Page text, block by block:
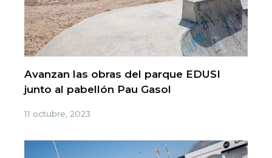
Avanzan las obras del parque EDUSI
junto al pabellón Pau Gasol
11 octubre, 2023